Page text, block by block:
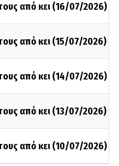
από κει (16/07/2026)
από κει (15/07/2026)
από κει (14/07/2026)
από κει (13/07/2026)
από κει (10/07/2026)